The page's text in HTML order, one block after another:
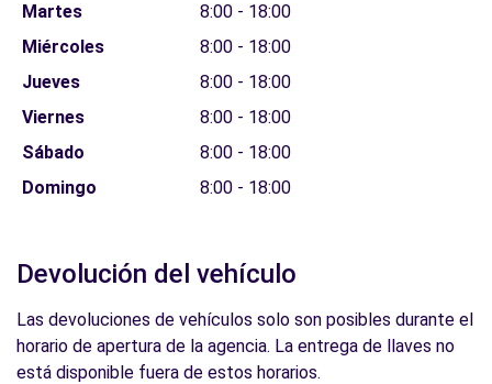
Martes
8:00 - 18:00
Miércoles
8:00 - 18:00
Jueves
8:00 - 18:00
Viernes
8:00 - 18:00
Sábado
8:00 - 18:00
Domingo
8:00 - 18:00
Devolución del vehículo
Las devoluciones de vehículos solo son posibles durante el
horario de apertura de la agencia. La entrega de llaves no
está disponible fuera de estos horarios.